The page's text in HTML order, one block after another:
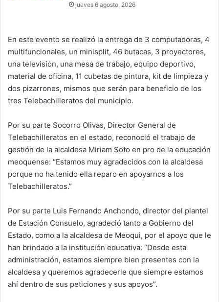
jueves 6 agosto, 2026
En este evento se realizó la entrega de 3 computadoras, 4
multifuncionales, un minisplit, 46 butacas, 3 proyectores,
una televisión, una mesa de trabajo, equipo deportivo,
material de oficina, 11 cubetas de pintura, kit de limpieza y
dos pizarrones, mismos que serán para beneficio de los
tres Telebachilleratos del municipio.
Por su parte Socorro Olivas, Director General de
Telebachilleratos en el estado, reconoció el trabajo de
gestión de la alcaldesa Miriam Soto en pro de la educación
meoquense: “Estamos muy agradecidos con la alcaldesa
porque no ha tenido ella reparo en apoyarnos a los
Telebachilleratos.”
Por su parte Luis Fernando Anchondo, director del plantel
de Estación Consuelo, agradeció tanto a Gobierno del
Estado, como a la alcaldesa de Meoqui, por el apoyo que le
han brindado a la institución educativa: “Desde esta
administración, estamos siempre bien presentes con la
alcaldesa y queremos agradecerle que siempre estamos
ahí dentro de sus peticiones y sus apoyos”.